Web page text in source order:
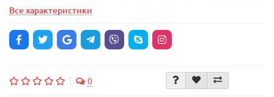
Все характеристики
0